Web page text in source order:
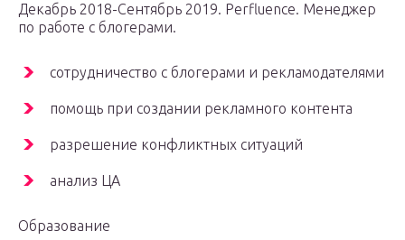
Декабрь 2018-Сентябрь 2019. Perfluence. Менеджер
по работе с блогерами.
сотрудничество с блогерами и рекламодателями
помощь при создании рекламного контента
разрешение конфликтных ситуаций
анализ ЦА
Образование